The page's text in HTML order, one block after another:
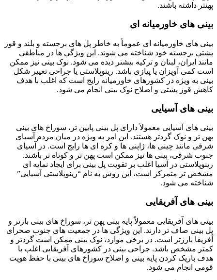
پهنتر داشته باشند.
بینی های خاورمیانه ای
بینی های خاورمیانه ای عموماً به خاطر پل های برجسته و بلند و قوز
پشتی برجسته خود شناخته می شوند. این ویژگی ها در مناطقی
مانند ایران، لبنان و ترکیه بیشتر دیده می شود. نوک بینی نیز ممکن
است کمی آویزان یا پیازی باشد. رینوپلاستی یا جراحی تغییر شکل
بینی به ویژه در کشورهای خاورمیانه رایج است که اغلب با هدف
کاهش قوز پشتی و اصلاح نوک بینی انجام می شود.
بینی های آسیایی
بینی های آسیایی معمولاً دارای پل بینی پایین تر، سوراخ های بینی
پهن تر و نوک گردتر هستند. این امر به ویژه در میان مردم آسیای
شرقی مانند چینی ها، ژاپنی ها و کره ای ها رایج است. در آسیای
جنوب شرقی، بینی ها نیز ممکن است پهن تر و کوتاه تر باشند.
رینوپلاستی در آسیا اغلب بر تقویت پل بینی برای ایجاد نمایه ای
مشخص تر متمرکز است، این روش به نام “رینوپلاستی آسیایی”
شناخته می شود.
بینی های آفریقایی
بینی های آفریقایی معمولاً پایه بینی پهن تر، سوراخ های بینی بازتر و
پل بینی صاف تر دارند. این ویژگی ها در جمعیت های جنوب صحرای
آفریقا بارزتر است. در برخی موارد، نوک بینی ممکن است گردتر و
کمتر مشخص باشد. جراحی بینی در کشورهای آفریقایی اغلب با
هدف باریک کردن پایه بینی و اصلاح سوراخ های بینی با حفظ هویت
قومی انجام می شود.